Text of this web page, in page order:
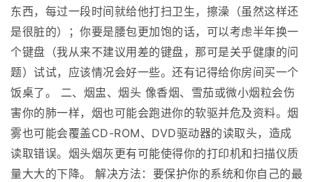
东西，每过一段时间就给他打扫卫生，擦澡（虽然这样还
是很脏的）；你要是腰包更加饱的话，可以考虑半年换一
个键盘（我从来不建议用差的键盘，那可是关乎健康的问
题）试试，应该情况会好一些。还有记得给你房间买一个
饭桌了。 二、烟盅、烟头 像香烟、雪茄或微小烟粒会伤
害你的肺一样，烟也可能会跑进你的软驱并危及资料。烟
雾也可能会覆盖CD-ROM、DVD驱动器的读取头，造成
读取错误。烟头烟灰更有可能使得你的打印机和扫描仪质
量大大的下降。 解决方法：要保护你的系统和你自己的最